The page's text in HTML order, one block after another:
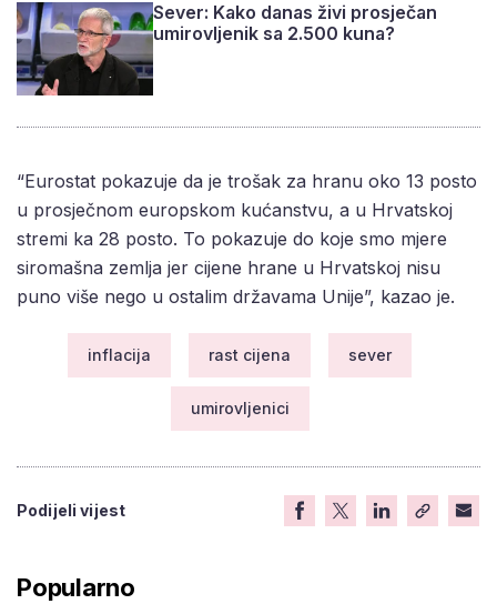
Sever: Kako danas živi prosječan
umirovljenik sa 2.500 kuna?
“Eurostat pokazuje da je trošak za hranu oko 13 posto
u prosječnom europskom kućanstvu, a u Hrvatskoj
stremi ka 28 posto. To pokazuje do koje smo mjere
siromašna zemlja jer cijene hrane u Hrvatskoj nisu
puno više nego u ostalim državama Unije”, kazao je.
inflacija rast cijena sever
umirovljenici
Podijeli vijest
Popularno